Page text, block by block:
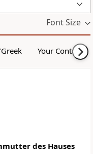
Font Size
Your Content
des Hauses